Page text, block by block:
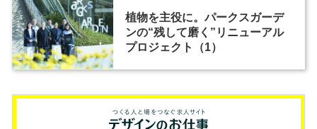
植物を主役に。パークスガーデ
ンの“残して磨く”リニューアル
プロジェクト（1）